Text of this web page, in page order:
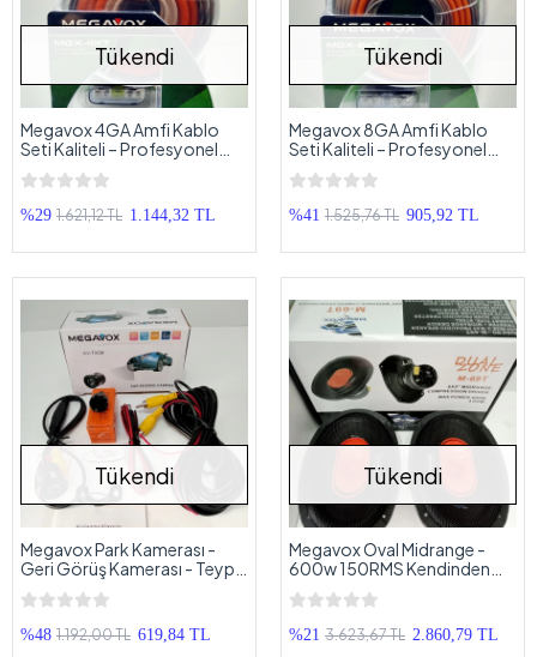
Tükendi
Megavox 4GA Amfi Kablo
Seti Kaliteli – Profesyonel
Anfi Kablosu Seti 4GA
%29 1.621,12 TL 1.144,32 TL
Tükendi
Megavox 8GA Amfi Kablo
Seti Kaliteli – Profesyonel
Anfi Kablosu Seti 8GA
%41 1.525,76 TL 905,92 TL
Tükendi
Megavox Park Kamerası -
Geri Görüş Kamerası - Teyp
Geri Park Kamerası
%48 1.192,00 TL 619,84 TL
Tükendi
Megavox Oval Midrange -
600w 150RMS Kendinden
Tweeterli Oval Midrange
%21 3.623,67 TL 2.860,79 TL